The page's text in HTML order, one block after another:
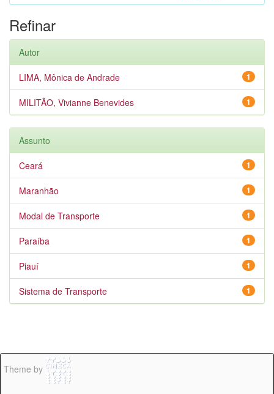
Refinar
Autor
1
LIMA, Mônica de Andrade
1
MILITÃO, Vivianne Benevides
Assunto
1
Ceará
1
Maranhão
1
Modal de Transporte
1
Paraíba
1
Piauí
1
Sistema de Transporte
Theme by